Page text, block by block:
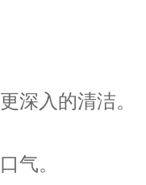
深入的清洁。
气。